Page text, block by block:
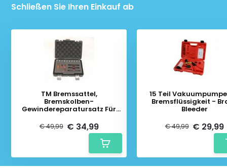
Schließen Sie Ihren Einkauf ab
TM Bremssattel,
Bremskolben-
Gewindereparatursatz Für
€ 49,99 € 34,99
15 Teil
Bremsflüssigkeit -
Bleeder
€ 49,99 € 29,99